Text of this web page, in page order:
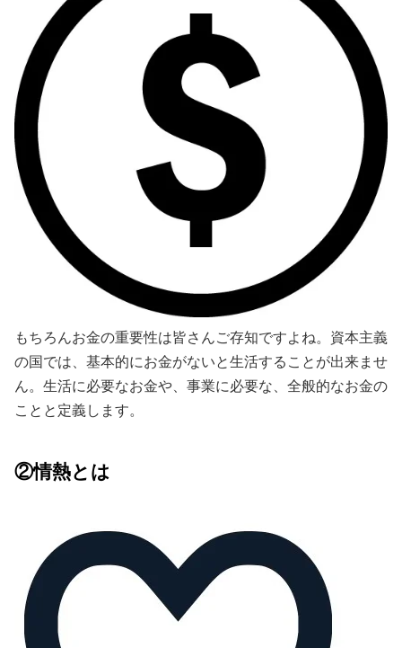
もちろんお金の重要性は皆さんご存知ですよね。資本主義
の国では、基本的にお金がないと生活することが出来ませ
ん。生活に必要なお金や、事業に必要な、全般的なお金の
ことと定義します。
②情熱とは